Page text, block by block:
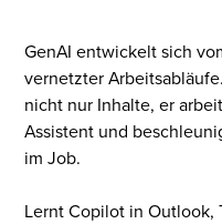
GenAI entwickelt sich
vernetzter
nicht nur Inhalte, er
Assistent und
im Job.
Lernt Copilot in Outlook,